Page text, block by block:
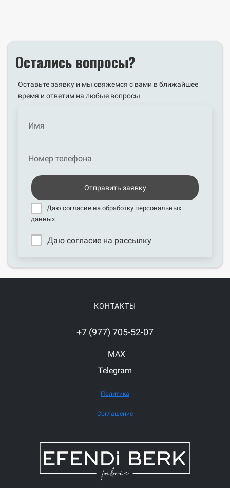
Остались вопросы?
Оставьте заявку и мы свяжемся с вами в ближайшее
время и ответим на любые вопросы
Имя
Номер телефона
Отправить заявку
Даю согласие на обработку персональных
данных
Даю согласие на рассылку
КОНТАКТЫ
+7 (977) 705-52-07
MAX
Telegram
Политика
Соглашение